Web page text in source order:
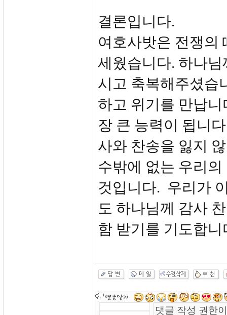
결론입니다.
여호사밧은 전쟁의
세웠습니다. 하나
시고 축복해주셨습
하고 위기를 만납
장 큰 능력이 됩니
사와 찬송을 잃지
수밖에 없는 우리
것입니다. 우리가
도 하나님께 감사
함 받기를 기도합니